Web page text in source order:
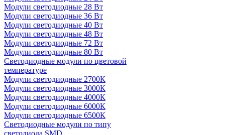
Модули светодиодные 28 Вт
Модули светодиодные 36 Вт
Модули светодиодные 40 Вт
Модули светодиодные 48 Вт
Модули светодиодные 72 Вт
Модули светодиодные 80 Вт
Светодиодные модули по цветовой
температуре
Модули светодиодные 2700К
Модули светодиодные 3000К
Модули светодиодные 4000К
Модули светодиодные 6000К
Модули светодиодные 6500К
Светодиодные модули по типу
светодиода SMD